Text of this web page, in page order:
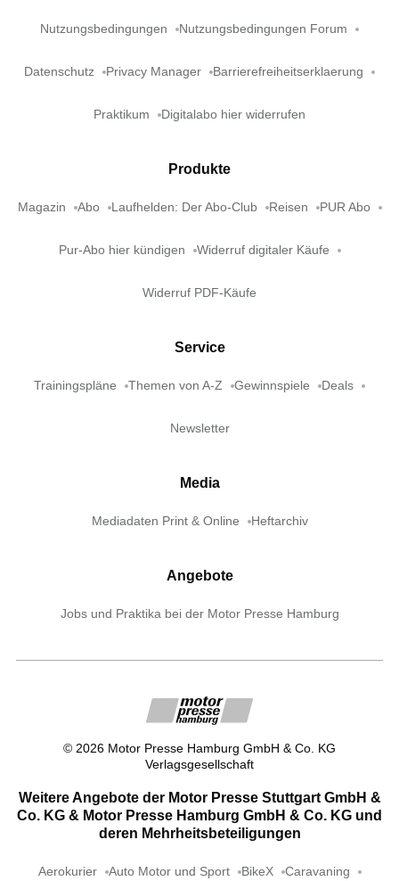
Nutzungsbedingungen Nutzungsbedingungen Forum
Datenschutz Privacy Manager Barrierefreiheitserklaerung
Praktikum Digitalabo hier widerrufen
Produkte
Magazin Abo Laufhelden: Der Abo-Club Reisen PUR Abo
Pur-Abo hier kündigen Widerruf digitaler Käufe
Widerruf PDF-Käufe
Service
Trainingspläne Themen von A-Z Gewinnspiele Deals
Newsletter
Media
Mediadaten Print & Online Heftarchiv
Angebote
Jobs und Praktika bei der Motor Presse Hamburg
© 2026 Motor Presse Hamburg GmbH & Co. KG
Verlagsgesellschaft
Weitere Angebote der Motor Presse Stuttgart GmbH &
Co. KG & Motor Presse Hamburg GmbH & Co. KG und
deren Mehrheitsbeteiligungen
Aerokurier Auto Motor und Sport BikeX Caravaning